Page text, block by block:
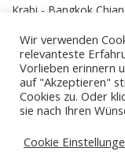
Krabi - Bangkok
Bangkok - Hua Hin
Wir verwenden
relevanteste
Vorlieben erinnern
auf "Akzeptieren"
Cookies zu. Oder
sie nach Ihren
Cookie